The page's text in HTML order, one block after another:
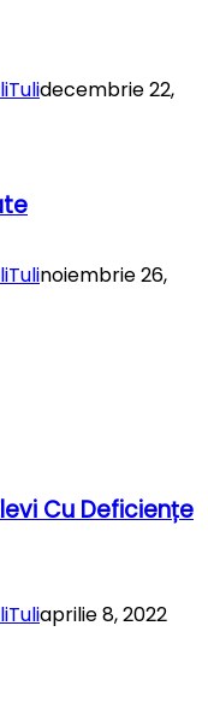
decembrie 22,
noiembrie 26,
Cu Deficiențe
aprilie 8, 2022